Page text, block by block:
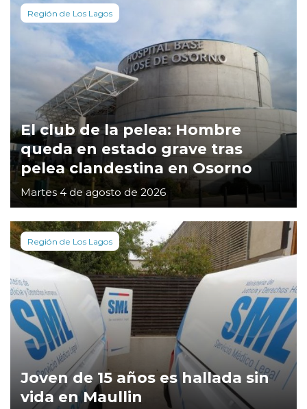
Región de Los Lagos
El club de la pelea: Hombre
queda en estado grave tras
pelea clandestina en Osorno
Martes 4 de agosto de 2026
Región de Los Lagos
Joven de 15 años es hallada sin
vida en Maullin